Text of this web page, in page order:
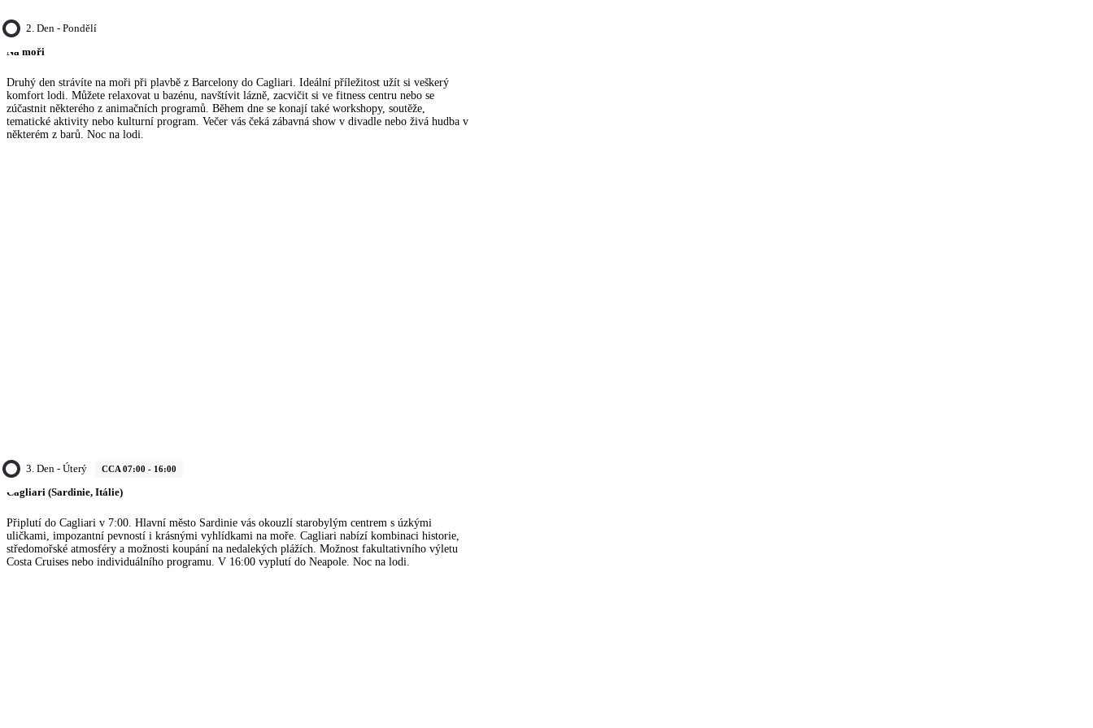
2. Den - Pondělí
Na moři
Druhý den strávíte na moři při plavbě z Barcelony do Cagliari. Ideální příležitost užít si veškerý
komfort lodi. Můžete relaxovat u bazénu, navštívit lázně, zacvičit si ve fitness centru nebo se
zúčastnit některého z animačních programů. Během dne se konají také workshopy, soutěže,
tematické aktivity nebo kulturní program. Večer vás čeká zábavná show v divadle nebo živá hudba v
některém z barů. Noc na lodi.
3. Den - Úterý CCA 07:00 - 16:00
Cagliari (Sardinie, Itálie)
Připlutí do Cagliari v 7:00. Hlavní město Sardinie vás okouzlí starobylým centrem s úzkými
uličkami, impozantní pevností i krásnými vyhlídkami na moře. Cagliari nabízí kombinaci historie,
středomořské atmosféry a možnosti koupání na nedalekých plážích. Možnost fakultativního výletu
Costa Cruises nebo individuálního programu. V 16:00 vyplutí do Neapole. Noc na lodi.